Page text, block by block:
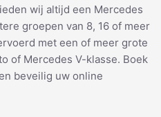
wij altijd een Mercedes
groepen van 8, 16 of meer
met een of meer grote
of Mercedes V-klasse. Boek
beveilig uw online